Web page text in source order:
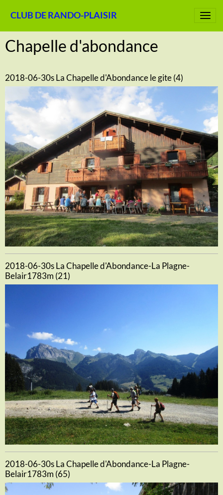
CLUB DE RANDO-PLAISIR
Chapelle d'abondance
2018-06-30s La Chapelle d'Abondance le gite (4)
2018-06-30s La Chapelle d'Abondance-La Plagne-
Belair1783m (21)
2018-06-30s La Chapelle d'Abondance-La Plagne-
Belair1783m (65)